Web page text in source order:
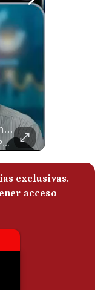
¿Por Qué El MUNDIAL Gana Menos Que La NFL? | #EnClaveEconómica
Luis Carrillo Pinto, presidente de APEMD,compara el negocio de la Copa del Mundo con las principales ligas estadounidenses: la FIFA recauda alrededor de US$15,000 millones en cuatro años, mientras que la NFL genera cerca de US$20,000 millones en solo un año. El Presidente de la Asociación Peruana de Marketing Deportivo explica los planes de Infantino para vender el 20% de una nueva empresa encargada de los activos comerciales del Mundial. #FIFA #NFL #MarketingDeportivo #LuisCarrilloPinto #APEMD #Mundial #Futbol #Deportes #Negocios #Shorts 👉 Suscríbete y activa la campana para no perderte nuestro análisis diario. 🌎 Síguenos en nuestras redes sociales: 📌 Web oficial: https://gestion.pe/mundo/ 📌 LinkedIn: http://bit.ly/3HYIET0 📌 X (Twitter): http://bit.ly/4noZtX9 📌 TikTok: http://bit.ly/4evB6TO